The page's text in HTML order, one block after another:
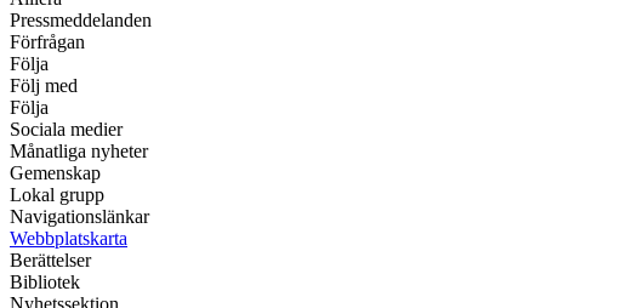
Pressmeddelanden
Förfrågan
Följa
Följ med
Följa
Sociala medier
Månatliga nyheter
Gemenskap
Lokal grupp
Navigationslänkar
Webbplatskarta
Berättelser
Bibliotek
Nyhetssektion